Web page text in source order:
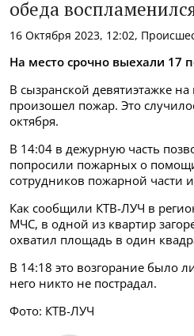
обеда
16 Октября 2023, 12:02,
На место срочно выехали 17
В сызранской девятиэтажке на
произошел пожар. Это
октября.
В 14:04 в дежурную часть
попросили пожарных о
сотрудников пожарной части
Как сообщили КТВ-ЛУЧ в
МЧС, в одной из квартир
охватил площадь в один
В 14:18 это возгорание было
него никто не пострадал.
Фото: КТВ-ЛУЧ